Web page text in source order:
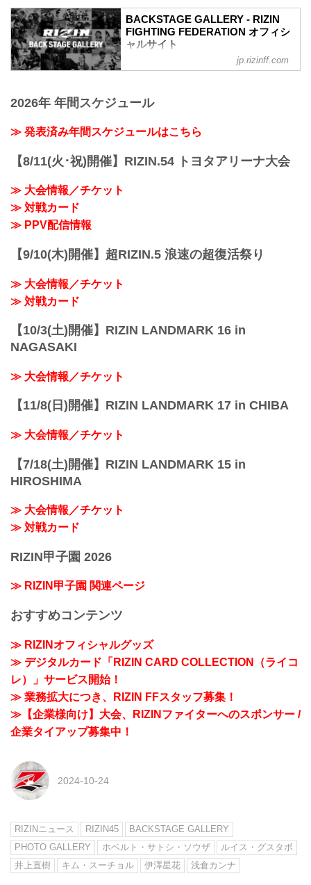
ルイス・グスタボ（LOSE）
1R 21秒 TKO（レフェリーストップ：グ
ラウンドパンチ）
≫ 試合結果詳細
第10試合／井上直樹 vs. キム・スーチョ
ル
RIZIN MMAルール：5分 3R（61.0kg）
（LOSE）
1R 3分5...
BACKSTAGE GALLERY - RIZIN
FIGHTING FEDERATION オフィシ
ャルサイト
BACKSTAGE GALLERY の記事一覧 - 格
イジン ファイティング フェデレーショ
いきます。
jp.rizinff.com
2026年 年間スケジュール
≫ 発表済み年間スケジュールはこちら
【8/11(火･祝)開催】RIZIN.54 トヨタアリーナ大会
≫ 大会情報／チケット
≫ 対戦カード
≫ PPV配信情報
【9/10(木)開催】超RIZIN.5 浪速の超復活祭り
≫ 大会情報／チケット
≫ 対戦カード
【10/3(土)開催】RIZIN LANDMARK 16 in
NAGASAKI
≫ 大会情報／チケット
【11/8(日)開催】RIZIN LANDMARK 17 in CHIBA
≫ 大会情報／チケット
【7/18(土)開催】RIZIN LANDMARK 15 in
HIROSHIMA
≫ 大会情報／チケット
≫ 対戦カード
RIZIN甲子園 2026
≫ RIZIN甲子園 関連ページ
おすすめコンテンツ
≫ RIZINオフィシャルグッズ
≫ デジタルカード「RIZIN CARD COLLECTION（ライコ
レ）」サービス開始！
≫ 業務拡大につき、RIZIN FFスタッフ募集！
≫【企業様向け】大会、RIZINファイターへのスポンサー /
企業タイアップ募集中！
2024-10-24
RIZINニュース RIZIN45
BACKSTAGE GALLERY
PHOTO GALLERY
ホベルト・サトシ・ソウザ
ルイス・グスタボ
井上直樹
キム・スーチョル 伊澤星花 浅倉カンナ